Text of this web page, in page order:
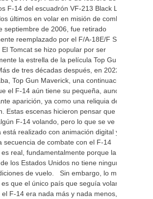
F-14 del escuadrón VF-213 Black Lions
últimos en volar en misión de combate.
septiembre de 2006, fue retirado
reemplazado por el F/A-18E/F Super
El Tomcat se hizo popular por ser
la estrella de la película Top Gun, de
de tres décadas después, en 2022, se
Top Gun Maverick, una continuación,
el F-14 aún tiene su pequeña, aunque
aparición, ya como una reliquia de la
Estas escenas hicieron pensar que
F-14 volando, pero lo que se ve en la
está realizado con animación digital y
secuencia de combate con el F-14
es real, fundamentalmente porque la
los Estados Unidos no tiene ninguno
de vuelo. Sin embargo, lo más
que el único país que seguía volando
F-14 era nada más y nada menos, que